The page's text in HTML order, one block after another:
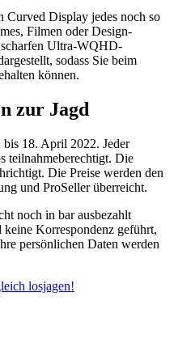
Curved Display jedes noch so
Filmen oder Design-
Ultra-WQHD-
sodass Sie beim
können.
zur Jagd
18. April 2022. Jeder
teilnahmeberechtigt. Die
Die Preise werden den
und ProSeller überreicht.
noch in bar ausbezahlt
Korrespondenz geführt,
persönlichen Daten werden
losjagen!